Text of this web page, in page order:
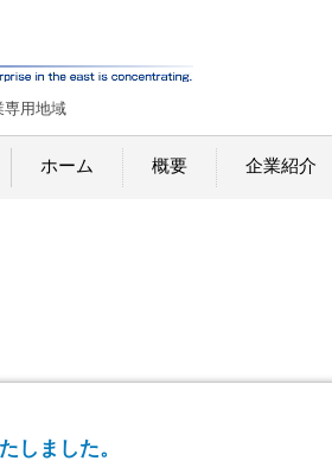
専用地域
ホーム 概要 企業紹介
しました。